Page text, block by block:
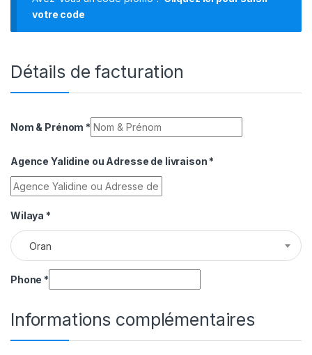
votre code
Détails de facturation
Nom & Prénom *
Agence Yalidine ou Adresse de livraison *
Wilaya *
Oran
Phone *
Informations complémentaires